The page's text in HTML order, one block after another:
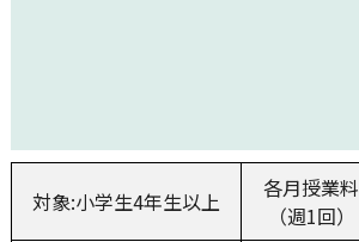
対象:小学生4年生以上
各月授業料
（週1回）